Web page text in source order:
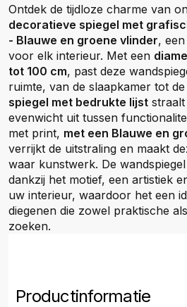
Ontdek de tijdloze charme van
decoratieve spiegel met
- Blauwe en groene vlinder,
voor elk interieur. Met een
tot 100 cm, past deze
ruimte, van de slaapkamer tot
spiegel met bedrukte lijst
evenwicht uit tussen
met print, met een Blauwe en
verrijkt de uitstraling en maakt
waar kunstwerk. De
dankzij het motief, een artistiek
uw interieur, waardoor het een
diegenen die zowel praktische
zoeken.
Productinformatie